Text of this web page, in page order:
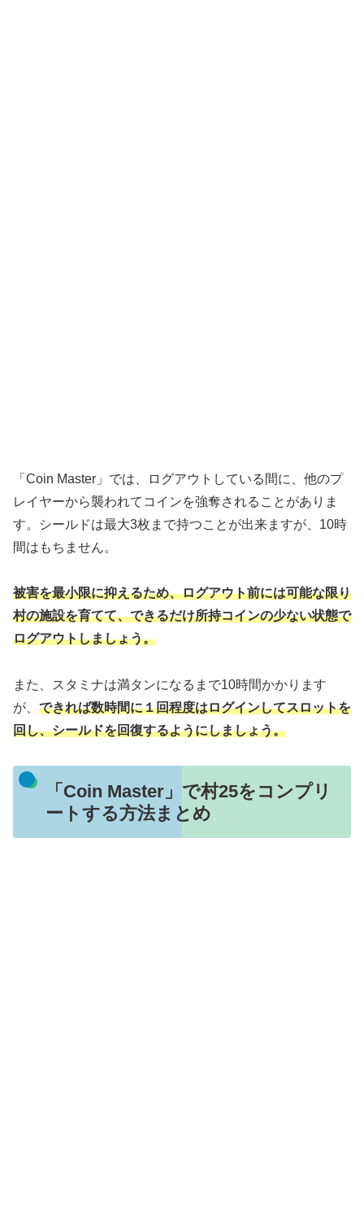
「Coin Master」では、ログアウトしている間に、他のプ
レイヤーから襲われてコインを強奪されることがありま
す。シールドは最大3枚まで持つことが出来ますが、10時
間はもちません。
被害を最小限に抑えるため、ログアウト前には可能な限り
村の施設を育てて、できるだけ所持コインの少ない状態で
ログアウトしましょう。
また、スタミナは満タンになるまで10時間かかります
が、 できれば数時間に１回程度はログインしてスロットを
回し、シールドを回復するようにしましょう。
「Coin Master」で村25をコンプリ
ートする方法まとめ